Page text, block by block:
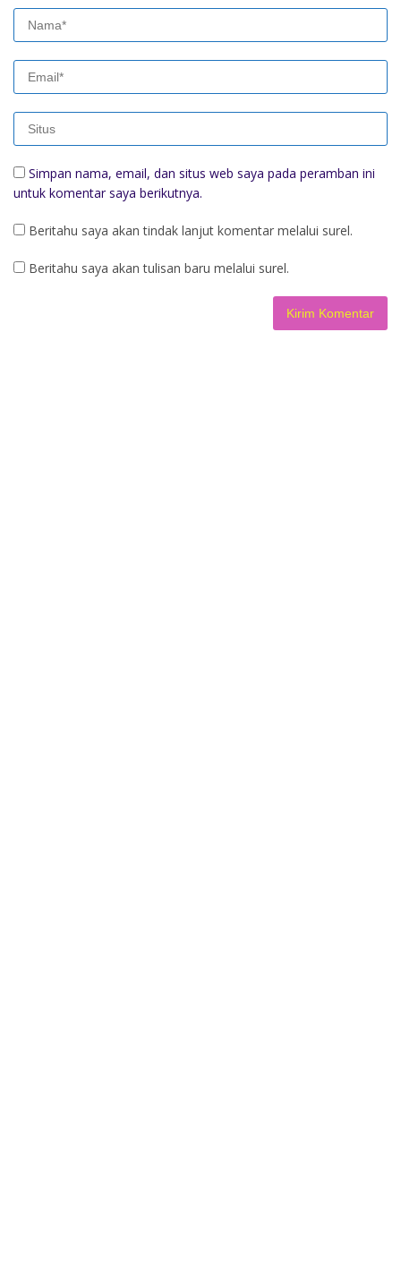
Simpan nama, email, dan situs web saya pada peramban ini
untuk komentar saya berikutnya.
Beritahu saya akan tindak lanjut komentar melalui surel.
Beritahu saya akan tulisan baru melalui surel.